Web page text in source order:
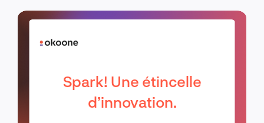
Spark! Une étincelle
d’innovation.